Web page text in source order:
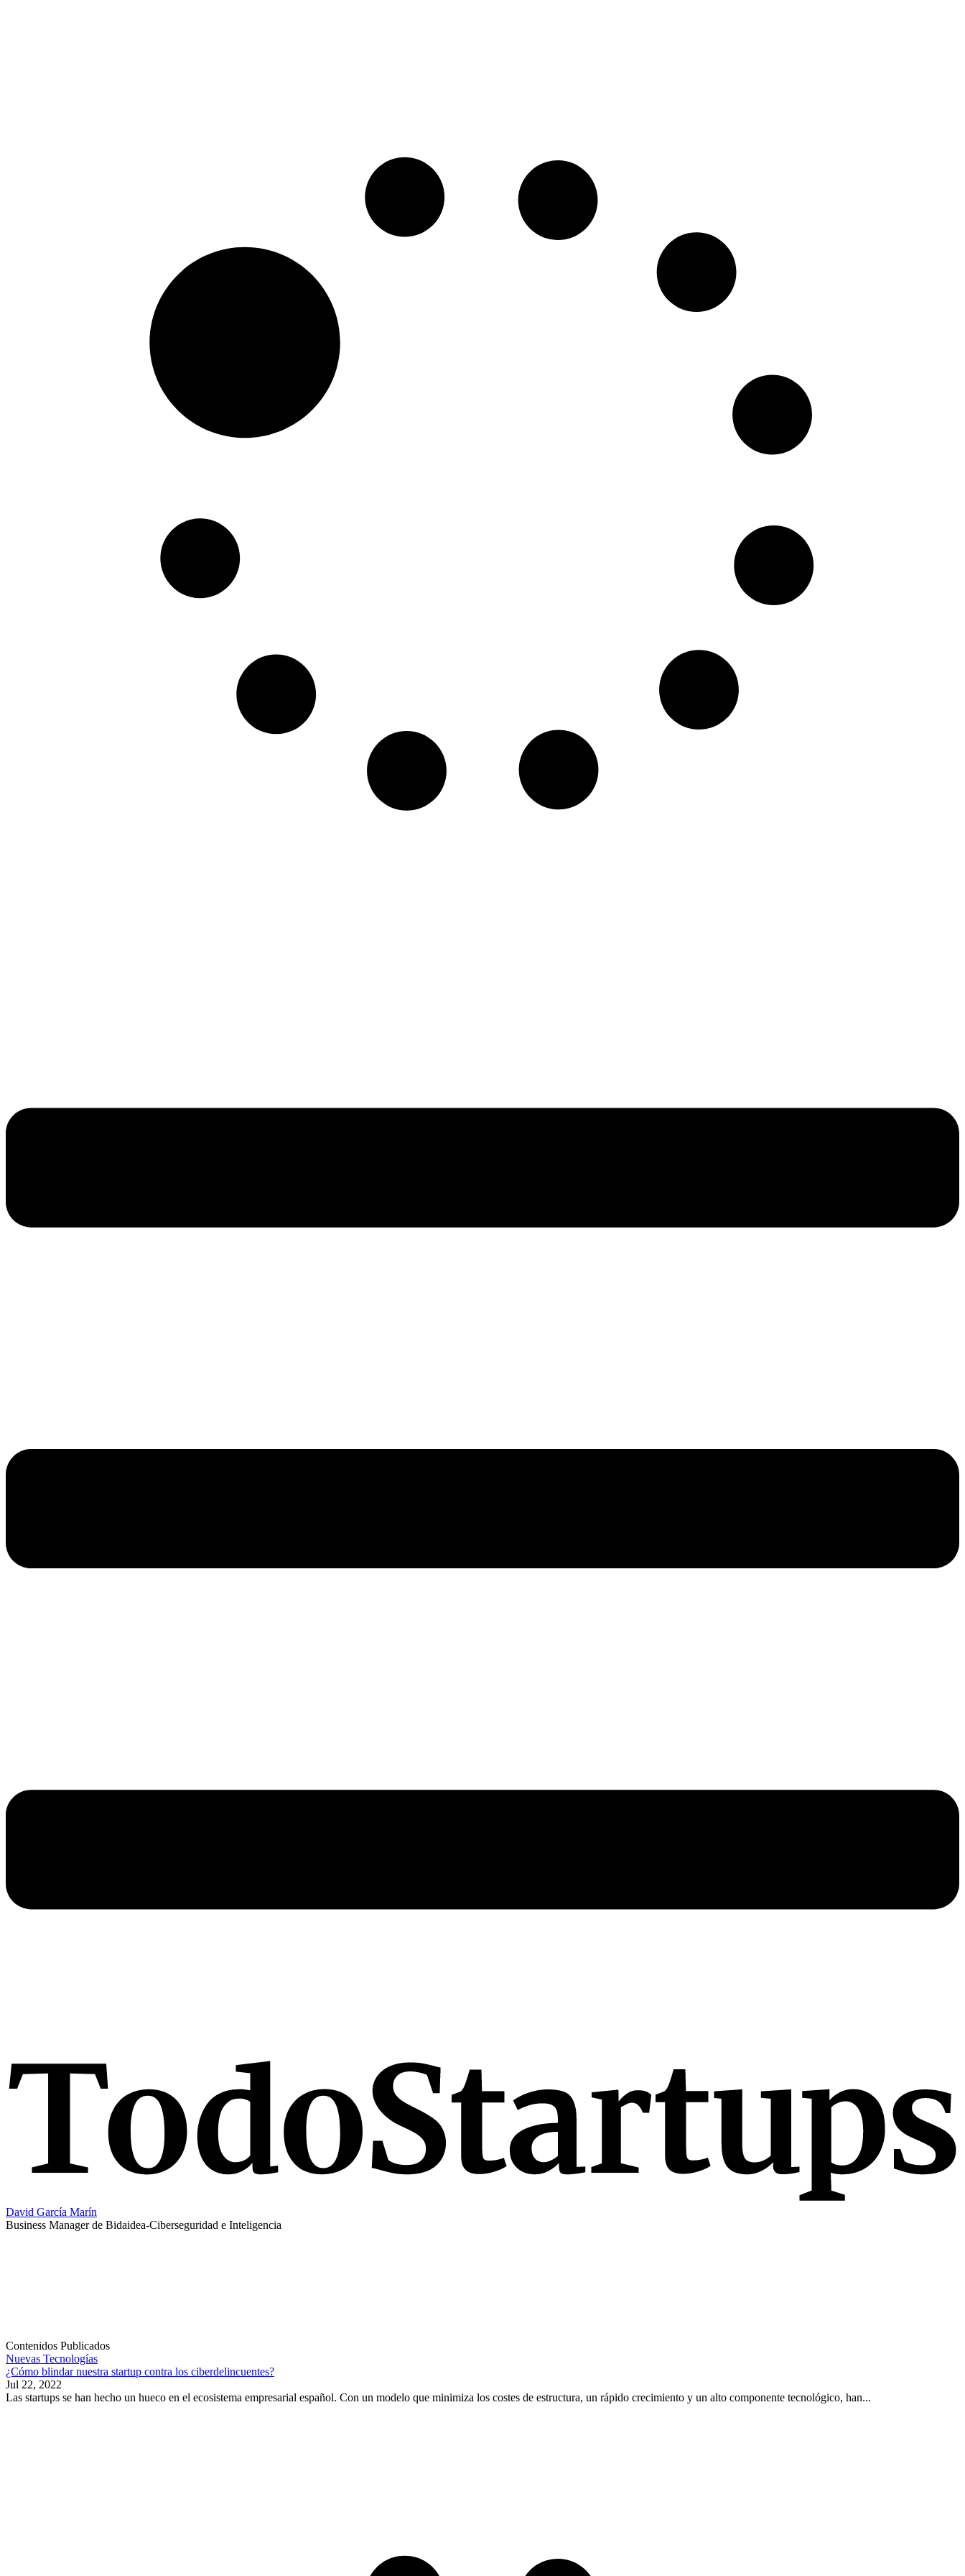
David García Marín
Business Manager de Bidaidea-Ciberseguridad e Inteligencia
Contenidos Publicados
Nuevas Tecnologías
¿Cómo blindar nuestra startup contra los ciberdelincuentes?
Jul 22, 2022
Las startups se han hecho un hueco en el ecosistema empresarial español. Con un modelo que minimiza los costes de estructura, un rápido crecimiento y un alto componente tecnológico, han...